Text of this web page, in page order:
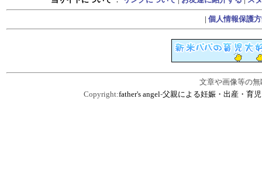
| 個人情報保護
文章や画像等の
Copyright:father's angel-父親による妊娠・出産・育